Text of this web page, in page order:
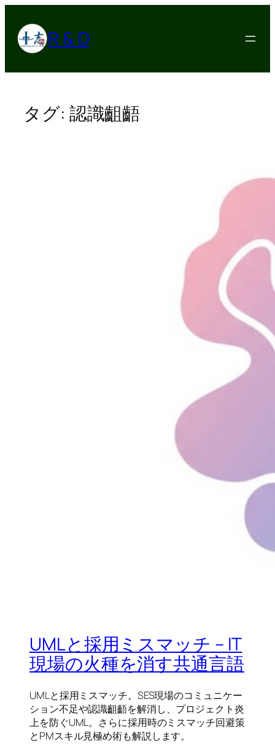
キ
R & D
タグ: 認識齟齬
UMLと採用ミスマッチ – IT
現場の火種を消す共通言語
UMLと採用ミスマッチ。SES現場のコミュニケー
ション不足や認識齟齬を解消し、プロジェクト炎
上を防ぐUML。さらに採用時のミスマッチ回避策
とPMスキル見極め術も解説します。